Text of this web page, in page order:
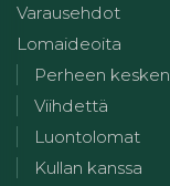
Varausehdot
Lomaideoita
Perheen kesken
Viihdettä
Luontolomat
Kullan kanssa